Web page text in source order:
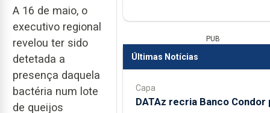
A 16 de maio, o
executivo regional
revelou ter sido
detetada a
presença daquela
bactéria num lote
de queijos
PUB
Últimas Notícias
Capa
DATAz recria Banco Condor